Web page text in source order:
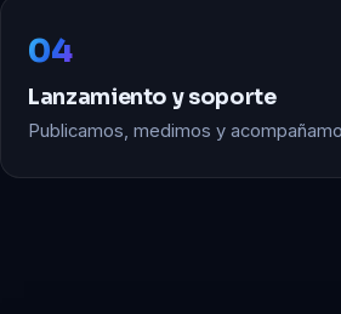
04
Lanzamiento y soporte
Publicamos, medimos y